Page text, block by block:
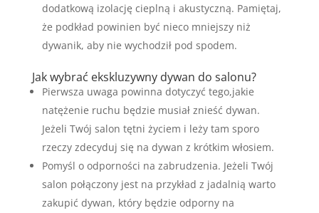
dodatkową izolację cieplną i akustyczną. Pamiętaj,
że podkład powinien być nieco mniejszy niż
dywanik, aby nie wychodził pod spodem.
Jak wybrać ekskluzywny dywan do salonu?
Pierwsza uwaga powinna dotyczyć tego,jakie
natężenie ruchu będzie musiał znieść dywan.
Jeżeli Twój salon tętni życiem i leży tam sporo
rzeczy zdecyduj się na dywan z krótkim włosiem.
Pomyśl o odporności na zabrudzenia. Jeżeli Twój
salon połączony jest na przykład z jadalnią warto
zakupić dywan, który będzie odporny na